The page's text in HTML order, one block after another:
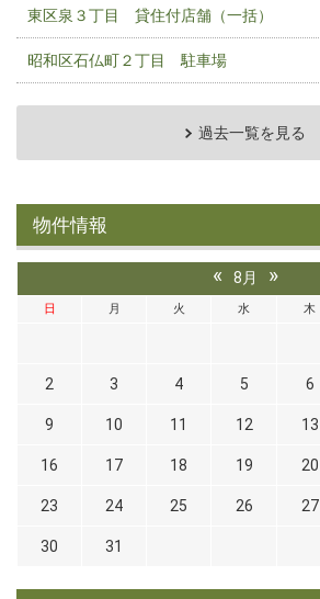
東区泉３丁目 貸住付店舗（一括）
昭和区石仏町２丁目 駐車場
過去一覧を見る
物件情報
« 8月 »
日 月 火 水 木
2 3 4 5 6
9 10 11 12 13
16 17 18 19 20
23 24 25 26 27
30 31